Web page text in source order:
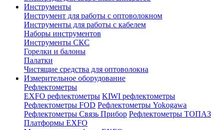
Инструменты
Инструмент для работы с оптоволокном
Инструменты для работы с кабелем
Наборы инструментов
Инструменты СКС
Горелки и балоны
Палатки
Чистящие средства для оптоволокна
Измерительное оборудование
Рефлектометры
EXFO рефлектометры KIWI рефлектометры
Рефлектометры FOD Рефлектометры Yokogawa
Рефлектометры Связь Прибор Рефлектометры ТОПАЗ
Платформы EXFO